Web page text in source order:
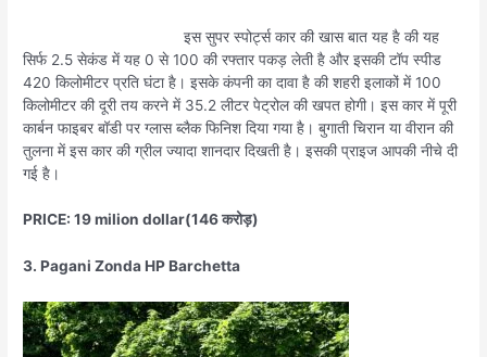
इस सुपर स्पोर्ट्स कार की खास बात यह है की यह
सिर्फ 2.5 सेकंड में यह 0 से 100 की रफ्तार पकड़ लेती है और इसकी टॉप स्पीड
420 किलोमीटर प्रति घंटा है। इसके कंपनी का दावा है की शहरी इलाकों में 100
किलोमीटर की दूरी तय करने में 35.2 लीटर पेट्रोल की खपत होगी। इस कार में पूरी
कार्बन फाइबर बॉडी पर ग्लास ब्लैक फिनिश दिया गया है। बुगाती चिरान या वीरान की
तुलना में इस कार की ग्रील ज्यादा शानदार दिखती है। इसकी प्राइज आपकी नीचे दी
गई है।
PRICE: 19 milion dollar(146 करोड़)
3. Pagani Zonda HP Barchetta